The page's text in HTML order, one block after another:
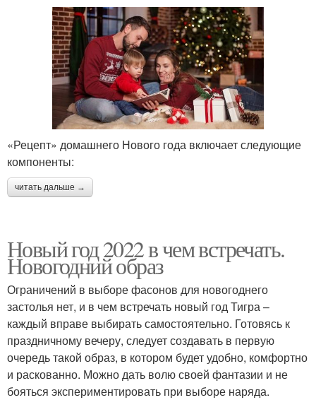
«Рецепт» домашнего Нового года включает следующие
компоненты:
читать дальше →
Новый год 2022 в чем встречать.
Новогодний образ
Ограничений в выборе фасонов для новогоднего
застолья нет, и в чем встречать новый год Тигра –
каждый вправе выбирать самостоятельно. Готовясь к
праздничному вечеру, следует создавать в первую
очередь такой образ, в котором будет удобно, комфортно
и раскованно. Можно дать волю своей фантазии и не
бояться экспериментировать при выборе наряда.